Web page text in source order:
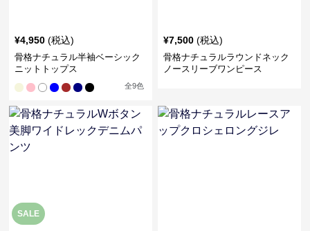
¥4,950 (税込)
骨格ナチュラル半袖ベーシック
ニットトップス
全9色
¥7,500 (税込)
骨格ナチュラルラウンドネック
ノースリーブワンピース
SALE